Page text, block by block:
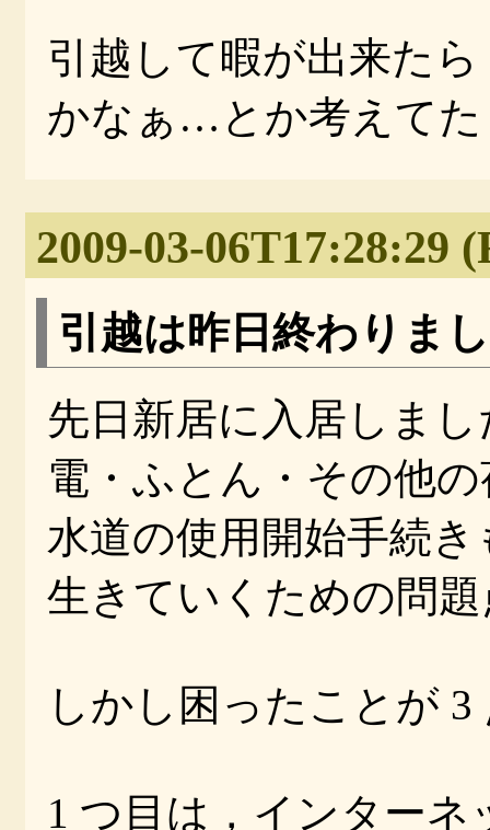
引越して暇が出来た
かなぁ…とか考えてた
2009-03-06T17:28:29
引越は昨日終わりま
先日新居に入居しま
電・ふとん・その他
水道の使用開始手続
生きていくための問
しかし困ったことが 3
1 つ目は，インター